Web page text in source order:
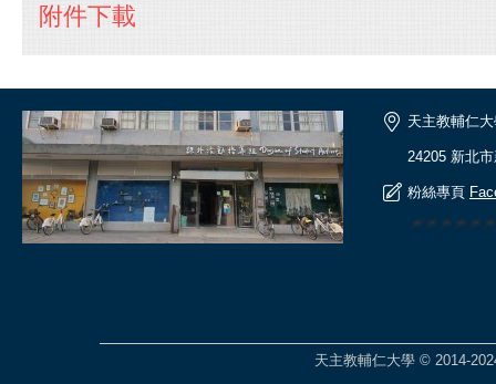
附件下載
天主教輔仁
24205 新北
粉絲專頁
天主教輔仁大學 © 2014-